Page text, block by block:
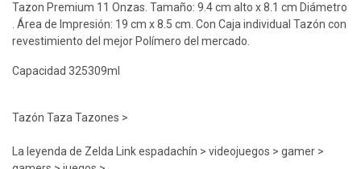
Tazon Premium 11 Onzas. Tamaño: 9.4 cm alto x 8.1 cm Diámetro
. Área de Impresión: 19 cm x 8.5 cm. Con Caja individual Tazón con
revestimiento del mejor Polímero del mercado.
Capacidad 325309ml
Tazón Taza Tazones >
La leyenda de Zelda Link espadachín > videojuegos > gamer >